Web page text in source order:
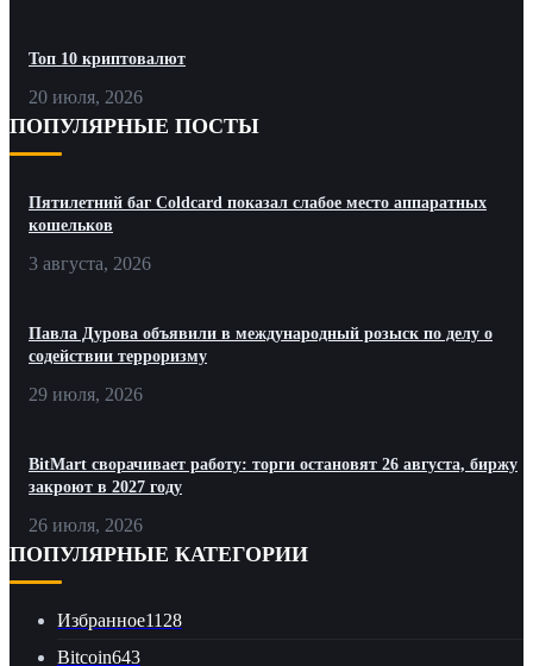
Топ 10 криптовалют
20 июля, 2026
ПОПУЛЯРНЫЕ ПОСТЫ
Пятилетний баг Coldcard показал слабое место аппаратных
кошельков
3 августа, 2026
Павла Дурова объявили в международный розыск по делу о
содействии терроризму
29 июля, 2026
BitMart сворачивает работу: торги остановят 26 августа, биржу
закроют в 2027 году
26 июля, 2026
ПОПУЛЯРНЫЕ КАТЕГОРИИ
Избранное1128
Bitcoin643